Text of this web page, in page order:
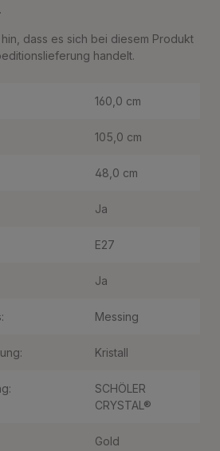
dass es sich bei diesem Produkt
handelt.
160,0 cm
105,0 cm
48,0 cm
Ja
E27
Ja
Messing
Kristall
SCHÖLER
CRYSTAL®
Gold